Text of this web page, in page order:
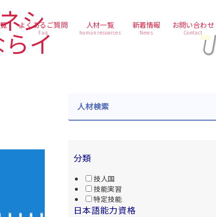
よくあるご質問
Faq
人材一覧
human resources
新着情報
News
お問い合わせ
Contact
人材検索
分類
技人国
技能実習
特定技能
日本語能力資格